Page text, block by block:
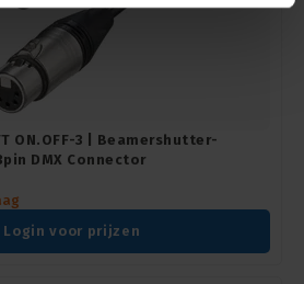
ON.OFF-3 | Beamershutter-
DMX Connector
Login voor prijzen